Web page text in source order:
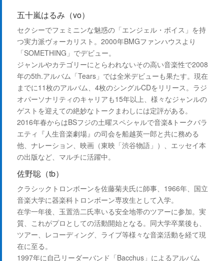
五十嵐はるみ（vo）
セクシーでフェミニンな魅惑の「エンジェル・ボイス」を持
つ実力派ヴォーカリスト。2000年BMGファンハウスより
「SOMETHING」でデビュー。
ジャンルやカテゴリーにとらわれないその高い音楽性で2008
年の5th.アルバム「Tears」では全米デビューも果たす。現在
までに11枚のアルバム、4枚のシングルCDをリリース。ラジ
オパーソナリティのキャリアも15年以上、様々なジャンルの
ゲストを迎えての絶妙なトークまわしには定評がある。
2016年春からはBSフジの土曜スペシャルで音楽&トークバラ
エティ『人生音楽劇場』の司会を船越英一郎と共に務める
他、ナレーション、映画（東映「渋谷物語」）、エッセイ本
の出版など、マルチに活躍中。
佐野聡（tb）
クラシックトロンボーンを佐藤菊夫氏に師事、1966年、国立
音楽大学に器楽科トロンボーン専攻生として入学。
在学一年後、玉置浩二氏率いる安全地帯のツアーに参加。実
質、これがプロとしての活動開始となる。同大学卒業後も、
ツアー、レコーディング、ライブ等様々な音楽活動を経て現
在に至る。
1997年に自己リーダーバンド「Bacchus」によるアルバム